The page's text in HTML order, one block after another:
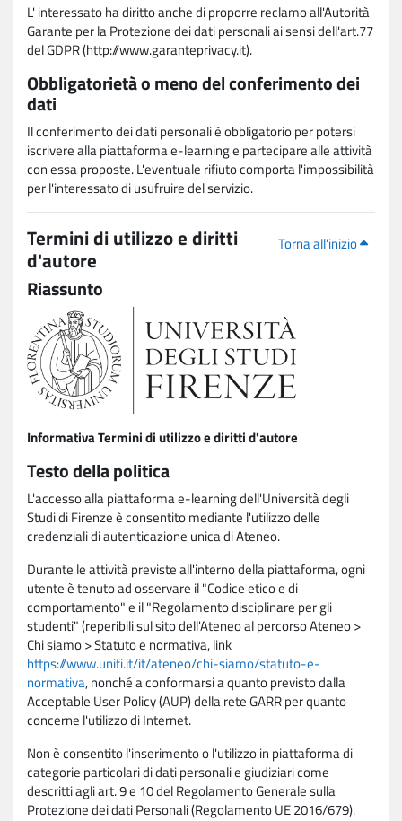
L' interessato ha diritto anche di proporre reclamo all'Autorità
Garante per la Protezione dei dati personali ai sensi dell'art.77
del GDPR (http://www.garanteprivacy.it).
Obbligatorietà o meno del conferimento dei
dati
Il conferimento dei dati personali è obbligatorio per potersi
iscrivere alla piattaforma e-learning e partecipare alle attività
con essa proposte. L'eventuale rifiuto comporta l'impossibilità
per l'interessato di usufruire del servizio.
Torna all'inizio
Termini di utilizzo e diritti
d'autore
Riassunto
Informativa Termini di utilizzo e diritti d'autore
Testo della politica
L'accesso alla piattaforma e-learning dell'Università degli
Studi di Firenze è consentito mediante l'utilizzo delle
credenziali di autenticazione unica di Ateneo.
Durante le attività previste all'interno della piattaforma, ogni
utente è tenuto ad osservare il "Codice etico e di
comportamento" e il "Regolamento disciplinare per gli
studenti" (reperibili sul sito dell'Ateneo al percorso Ateneo >
Chi siamo > Statuto e normativa, link
https://www.unifi.it/it/ateneo/chi-siamo/statuto-e-
normativa, nonché a conformarsi a quanto previsto dalla
Acceptable User Policy (AUP) della rete GARR per quanto
concerne l'utilizzo di Internet.
Non è consentito l'inserimento o l'utilizzo in piattaforma di
categorie particolari di dati personali e giudiziari come
descritti agli art. 9 e 10 del Regolamento Generale sulla
Protezione dei dati Personali (Regolamento UE 2016/679).